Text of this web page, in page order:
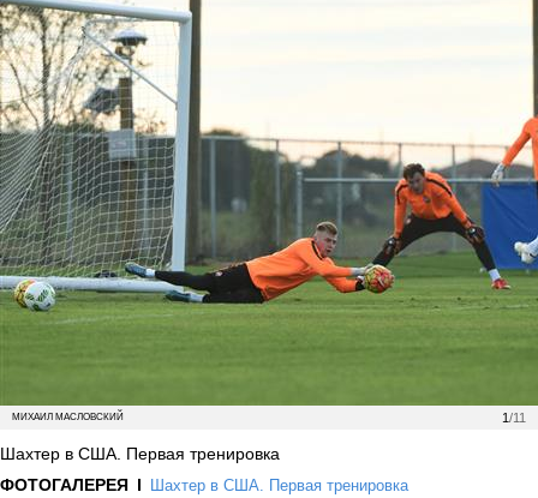
1/11
МИХАИЛ МАСЛОВСКИЙ
Шахтер в США. Первая тренировка
ФОТОГАЛЕРЕЯ
Шахтер в США. Первая тренировка